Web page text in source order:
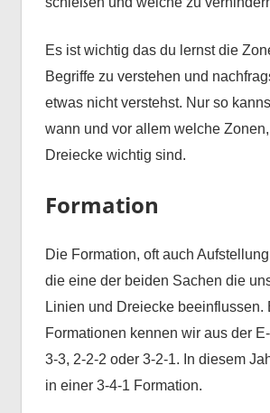
Es ist wichtig das du lernst die
Begriffe zu verstehen und
etwas nicht verstehst. Nur so
wann und vor allem welche
Dreiecke wichtig sind.
Formation
Die Formation, oft auch
die eine der beiden Sachen die
Linien und Dreiecke beeinflussen.
Formationen kennen wir aus der
3-3, 2-2-2 oder 3-2-1. In diesem
in einer 3-4-1 Formation.